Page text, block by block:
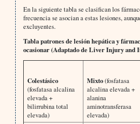
En la siguiente tabla se clasifican los
frecuencia se asocian a estas lesiones,
excluyentes.
Tabla patrones de lesión hepática y
ocasionar (Adaptado de Liver Injury and
Colestásico
(fosfatasa alcalina
elevada +
bilirrubina total
elevada)
Mixto(fosfatasa
alcalina elevada +
alanina
aminotransferasa
elevada)